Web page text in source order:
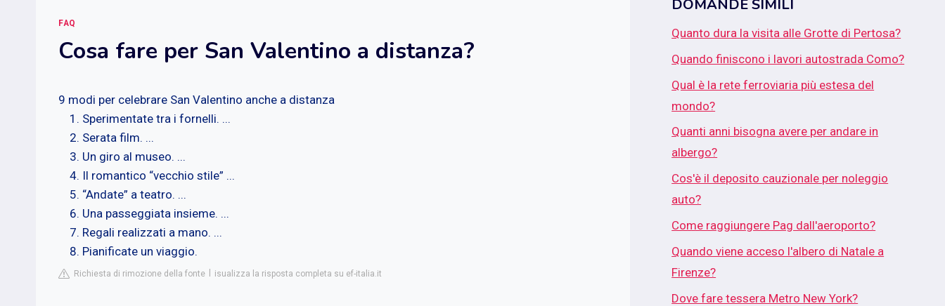
FAQ
Cosa fare per San Valentino a distanza?
9 modi per celebrare San Valentino anche a distanza
Sperimentate tra i fornelli. ...
Serata film. ...
Un giro al museo. ...
Il romantico “vecchio stile” ...
“Andate” a teatro. ...
Una passeggiata insieme. ...
Regali realizzati a mano. ...
Pianificate un viaggio.
Richiesta di rimozione della fonte isualizza la risposta completa su ef-italia.it
DOMANDE SIMILI
Quanto dura la visita alle Grotte di Pertosa?
Quando finiscono i lavori autostrada Como?
Qual è la rete ferroviaria più estesa del
mondo?
Quanti anni bisogna avere per andare in
albergo?
Cos'è il deposito cauzionale per noleggio
auto?
Come raggiungere Pag dall'aeroporto?
Quando viene acceso l'albero di Natale a
Firenze?
Dove fare tessera Metro New York?